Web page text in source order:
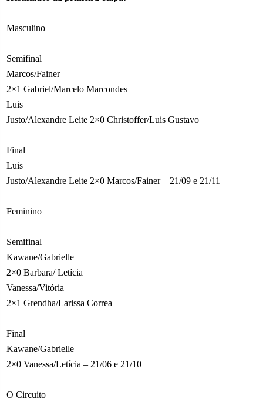
Masculino
Semifinal
Marcos/Fainer
2×1 Gabriel/Marcelo Marcondes
Luis
Justo/Alexandre Leite 2×0 Christoffer/Luis Gustavo
Final
Luis
Justo/Alexandre Leite 2×0 Marcos/Fainer – 21/09 e 21/11
Feminino
Semifinal
Kawane/Gabrielle
2×0 Barbara/ Letícia
Vanessa/Vitória
2×1 Grendha/Larissa Correa
Final
Kawane/Gabrielle
2×0 Vanessa/Letícia – 21/06 e 21/10
O Circuito